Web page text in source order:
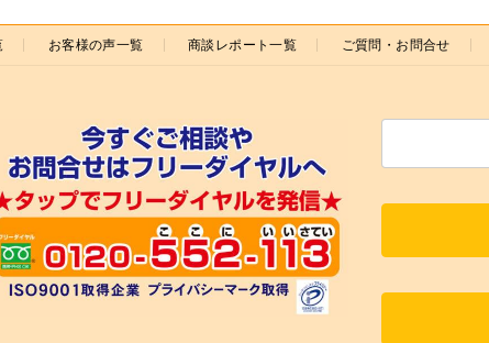
お客様の声一覧 商談レポート一覧 ご質問・お問合せ